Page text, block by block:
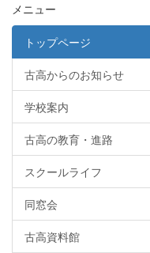
メニュー
トップページ
古高からのお知らせ
学校案内
古高の教育・進路
スクールライフ
同窓会
古高資料館